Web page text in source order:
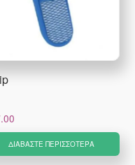
ΔΙΑΒΆΣΤΕ ΠΕΡΙΣΣΌΤΕΡΑ